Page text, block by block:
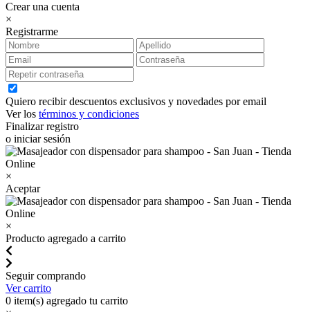
Crear una cuenta
×
Registrarme
Quiero recibir descuentos exclusivos y novedades por email
Ver los términos y condiciones
Finalizar registro
o iniciar sesión
×
Aceptar
×
Producto agregado a carrito
Seguir comprando
Ver carrito
0 item(s) agregado tu carrito